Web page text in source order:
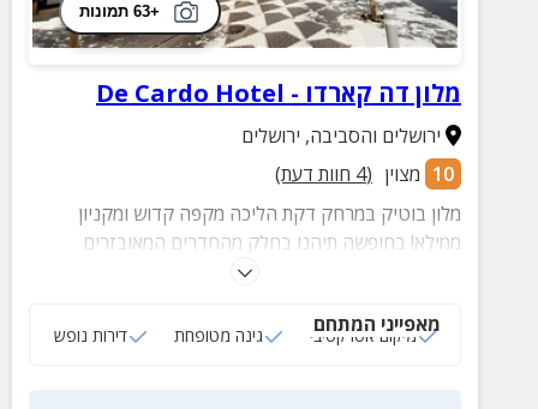
+63 תמונות
מלון דה קארדו - De Cardo Hotel
ירושלים והסביבה, ירושלים
10 מצוין (
4 חוות דעת)
מלון בוטיק במרחק דקת הליכה מקפה קדוש ומקניון
ממילא! בחופשה תיהנו בחלק מהחדרים המאובזרים
ממטבח מצויד, סלון אירוח, מכונת אספרסו ומרפסות לנוף.
מאפייני המתחם
מיקום אטרקטיבי גינה מטופחת דירות נופש